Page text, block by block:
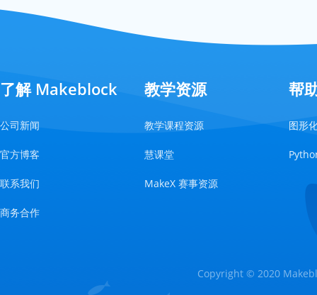
了解 Makeblock
公司新闻
官方博客
联系我们
商务合作
教学资源
教学课程资源
慧课堂
MakeX 赛事资源
帮
图形
Copyright © 2020